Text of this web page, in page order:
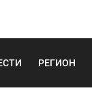
РЕГИОН